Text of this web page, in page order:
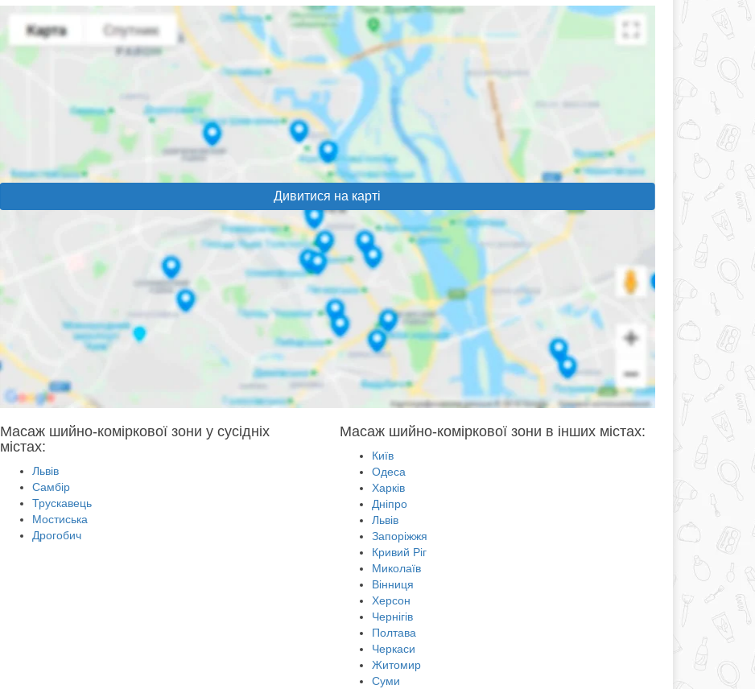
Дивитися на карті
Масаж шийно-коміркової зони у сусідніх
містах:
Львів
Самбір
Трускавець
Мостиська
Дрогобич
Масаж шийно-коміркової зони в інших містах:
Київ
Одеса
Харків
Дніпро
Львів
Запоріжжя
Кривий Ріг
Миколаїв
Вінниця
Херсон
Чернігів
Полтава
Черкаси
Житомир
Суми